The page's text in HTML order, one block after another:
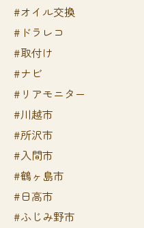
#オイル交換
#ドラレコ
#取付け
#ナビ
#リアモニター
#川越市
#所沢市
#入間市
#鶴ヶ島市
#日高市
#ふじみ野市